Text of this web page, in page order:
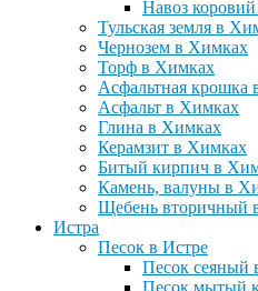
Навоз
Тульская земля в
Чернозем в Химках
Торф в Химках
Асфальтная крошка
Асфальт в Химках
Глина в Химках
Керамзит в Химках
Битый кирпич в
Камень, валуны в
Щебень вторичный
Истра
Песок в Истре
Песок сеяный
Песок мытый